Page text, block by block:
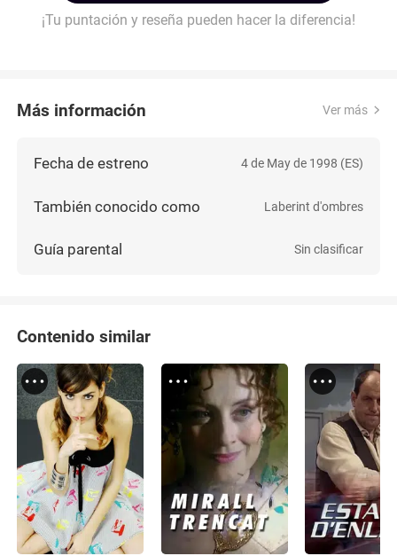
¡Tu puntación y reseña pueden hacer la diferencia!
Más información Ver más
Fecha de estreno 4 de May de 1998 (ES)
También conocido como Laberint d'ombres
Guía parental Sin clasificar
Contenido similar